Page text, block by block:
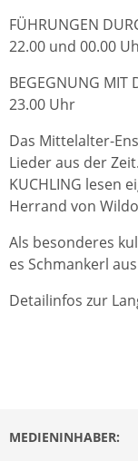
FÜHRUNGEN
22.00 und 00.00
BEGEGNUNG MIT
23.00 Uhr
Das Mittelalter-
Lieder aus der
KUCHLING lesen
Herrand von
Als besonderes
es Schmankerl
Detailinfos zur
MEDIENINHABER: